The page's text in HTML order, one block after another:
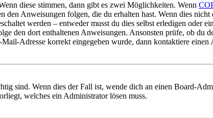
diese stimmen, dann gibt es zwei Möglichkeiten. Wenn
Anweisungen folgen, die du erhalten hast. Wenn dies
werden – entweder musst du dies selbst erledigen oder
den dort enthaltenen Anweisungen. Ansonsten prüfe, ob du
Adresse korrekt eingegeben wurde, dann kontaktiere einen
sind. Wenn dies der Fall ist, wende dich an einen Board-
welches ein Administrator lösen muss.